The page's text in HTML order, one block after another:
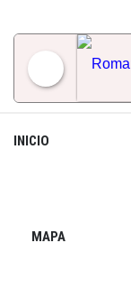
content
INICIO
MAPA